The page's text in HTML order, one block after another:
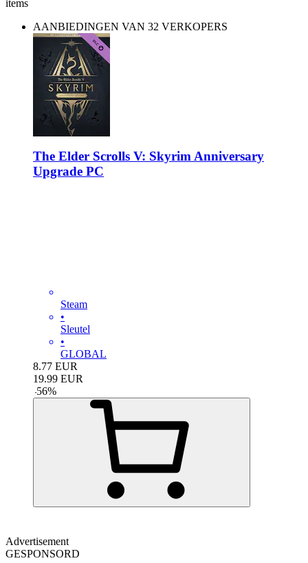
items
AANBIEDINGEN VAN 32 VERKOPERS
The Elder Scrolls V: Skyrim Anniversary
Upgrade PC
Steam
•
Sleutel
•
GLOBAL
8.77 EUR
19.99 EUR
-56%
Advertisement
GESPONSORD